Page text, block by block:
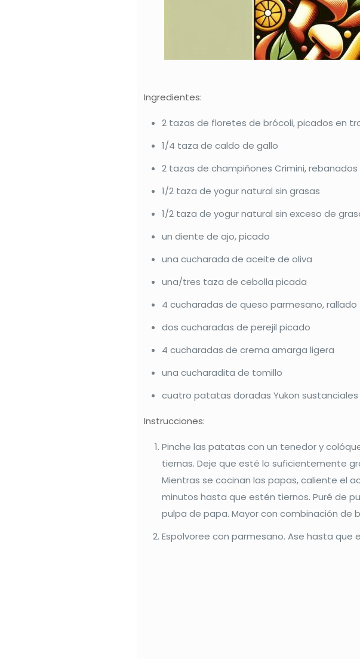
Ingredientes:
2 tazas de floretes de brócoli, picados en
1/4 taza de caldo de gallo
2 tazas de champiñones Crimini, rebanados
1/2 taza de yogur natural sin grasas
1/2 taza de yogur natural sin exceso de
un diente de ajo, picado
una cucharada de aceite de oliva
una/tres taza de cebolla picada
4 cucharadas de queso parmesano, rallado
dos cucharadas de perejil picado
4 cucharadas de crema amarga ligera
una cucharadita de tomillo
cuatro patatas doradas Yukon sustanciales
Instrucciones:
Pinche las patatas con un tenedor y
tiernas. Deje que esté lo suficientemente
Mientras se cocinan las papas, caliente el
minutos hasta que estén tiernos. Puré de
pulpa de papa. Mayor con combinación de
Espolvoree con parmesano. Ase hasta que